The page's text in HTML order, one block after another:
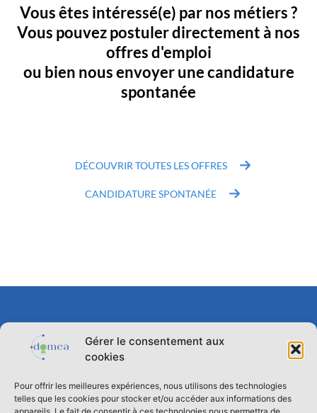
Gérer le consentement aux
cookies
Pour offrir les meilleures expériences, nous utilisons des technologies
telles que les cookies pour stocker et/ou accéder aux informations des
Vous êtes intéressé(e) par nos métiers ?
Vous pouvez postuler directement à nos
offres d'emploi
ou bien nous envoyer une candidature
spontanée
DÉCOUVRIR TOUTES LES OFFRES
DÉCOUVRIR TOUTES LES OFFRES
CANDIDATURE SPONTANÉE